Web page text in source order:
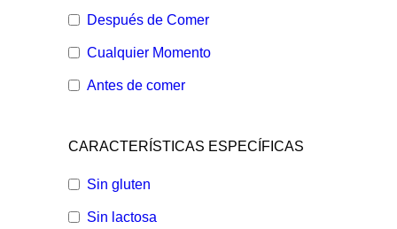
Después de Comer
Cualquier Momento
Antes de comer
CARACTERÍSTICAS ESPECÍFICAS
Sin gluten
Sin lactosa